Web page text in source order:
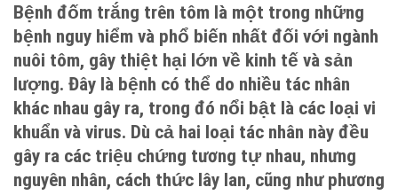
Bệnh đốm trắng trên tôm là một trong những
bệnh nguy hiểm và phổ biến nhất đối với ngành
nuôi tôm, gây thiệt hại lớn về kinh tế và sản
lượng. Đây là bệnh có thể do nhiều tác nhân
khác nhau gây ra, trong đó nổi bật là các loại vi
khuẩn và virus. Dù cả hai loại tác nhân này đều
gây ra các triệu chứng tương tự nhau, nhưng
nguyên nhân, cách thức lây lan, cũng như phương